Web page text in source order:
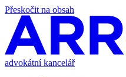
Přeskočit na obsah
advokátní kancelář